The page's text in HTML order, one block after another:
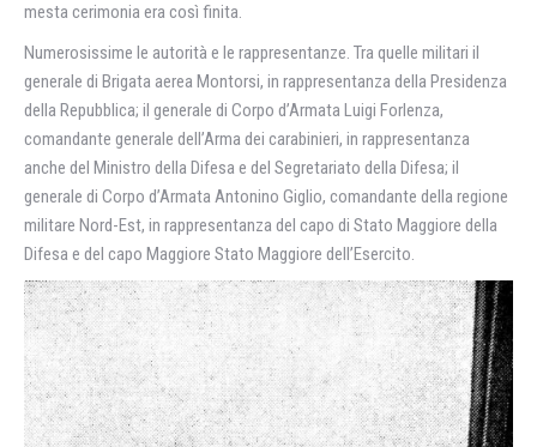
mesta cerimonia era così finita.
Numerosissime le autorità e le rappresentanze. Tra quelle militari il
generale di Brigata aerea Montorsi, in rappresentanza della Presidenza
della Repubblica; il generale di Corpo d’Armata Luigi Forlenza,
comandante generale dell’Arma dei carabinieri, in rappresentanza
anche del Ministro della Difesa e del Segretariato della Difesa; il
generale di Corpo d’Armata Antonino Giglio, comandante della regione
militare Nord-Est, in rappresentanza del capo di Stato Maggiore della
Difesa e del capo Maggiore Stato Maggiore dell’Esercito.